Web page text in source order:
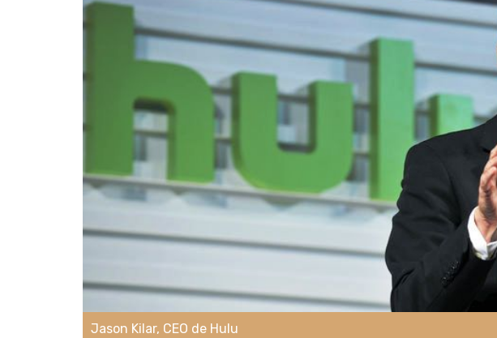
Jason Kilar, CEO de Hulu